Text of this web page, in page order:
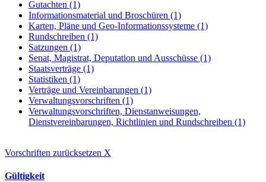
Gutachten (1)
Informationsmaterial und Broschüren (1)
Karten, Pläne und Geo-Informationssysteme (1)
Rundschreiben (1)
Satzungen (1)
Senat, Magistrat, Deputation und Ausschüsse (1)
Staatsverträge (1)
Statistiken (1)
Verträge und Vereinbarungen (1)
Verwaltungsvorschriften (1)
Verwaltungsvorschriften, Dienstanweisungen,
Dienstvereinbarungen, Richtlinien und Rundschreiben (1)
Vorschriften zurücksetzen X
Gültigkeit